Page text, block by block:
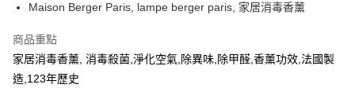
送貨方式
可選擇宅配, 順豐智能櫃, 順豐自提點等 , 如須智能樻提貨請輸入順
豐自提點點碼便可
每筆HK$30.00，滿HK$500.00或以上免運費
Maison Berger Paris, lampe berger paris, 家居消毒香薰
商品重點
家居消毒香薰, 消毒殺菌,淨化空氣,除異味,除甲醛,香薰功效,法國製
造,123年歷史